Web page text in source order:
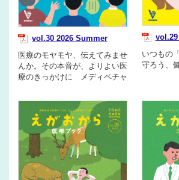
vol.30 2026 Summer
医療のモヤモヤ、伝えてみませ
んか。その本音が、よりよい医
療のきっかけに メディペチャ
vol.29
いつもの
守ろう、